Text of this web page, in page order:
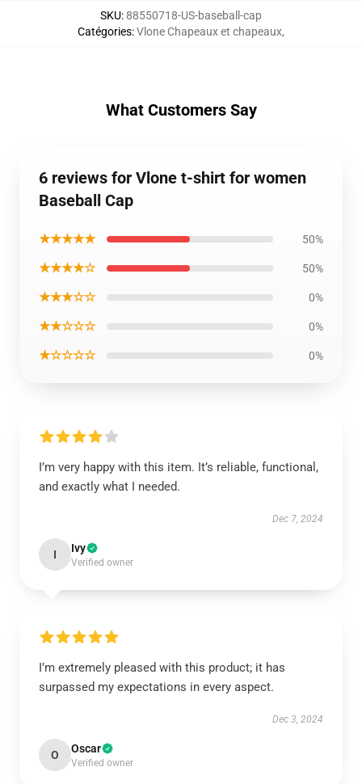
SKU:88550718-US-baseball-cap
Catégories:Vlone Chapeaux et chapeaux,
What Customers Say
6 reviews for Vlone t-shirt for women
Baseball Cap
★★★★★ 50%
★★★★☆ 50%
★★★☆☆ 0%
★★☆☆☆ 0%
★☆☆☆☆ 0%
I’m very happy with this item. It’s reliable, functional,
and exactly what I needed.
Dec 7, 2024
I Ivy
Verified owner
I’m extremely pleased with this product; it has
surpassed my expectations in every aspect.
Dec 3, 2024
O Oscar
Verified owner